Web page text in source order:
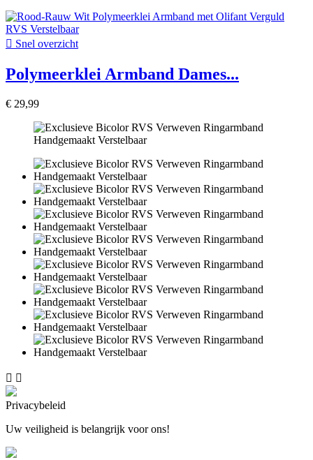
 Snel overzicht
Polymeerklei Armband Dames...
€ 29,99
 
Privacybeleid
Uw veiligheid is belangrijk voor ons!